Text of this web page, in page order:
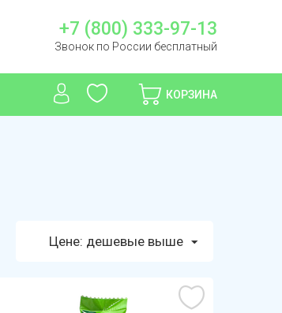
+7 (800) 333-97-13
Звонок по России бесплатный
КОРЗИНА
Цене: дешевые выше